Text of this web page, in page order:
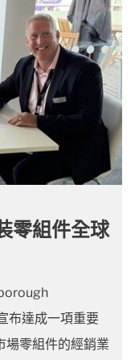
零組件全球
布達成一項重要
場零組件的經銷業